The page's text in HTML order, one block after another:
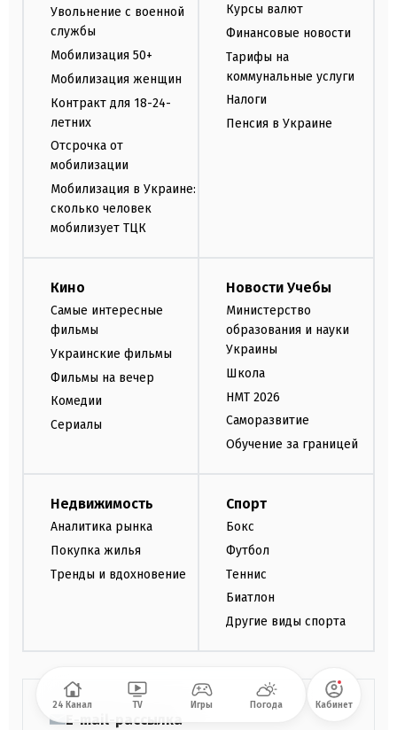
Увольнение с военной
службы
Мобилизация 50+
Мобилизация женщин
Контракт для 18-24-
летних
Отсрочка от
мобилизации
Мобилизация в Украине:
сколько человек
мобилизует ТЦК
Курсы валют
Финансовые новости
Тарифы на
коммунальные услуги
Налоги
Пенсия в Украине
Кино
Самые интересные
фильмы
Украинские фильмы
Фильмы на вечер
Комедии
Сериалы
Новости Учебы
Министерство
образования и науки
Украины
Школа
НМТ 2026
Саморазвитие
Обучение за границей
Недвижимость
Аналитика рынка
Покупка жилья
Тренды и вдохновение
Спорт
Бокс
Футбол
Теннис
Биатлон
Другие виды спорта
E-mail-рассылка
24 Канал TV Игры Погода Кабинет